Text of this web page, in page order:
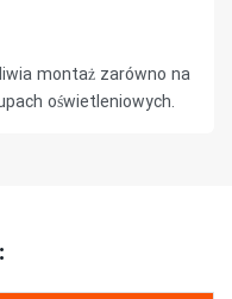
montaż zarówno na
oświetleniowych.